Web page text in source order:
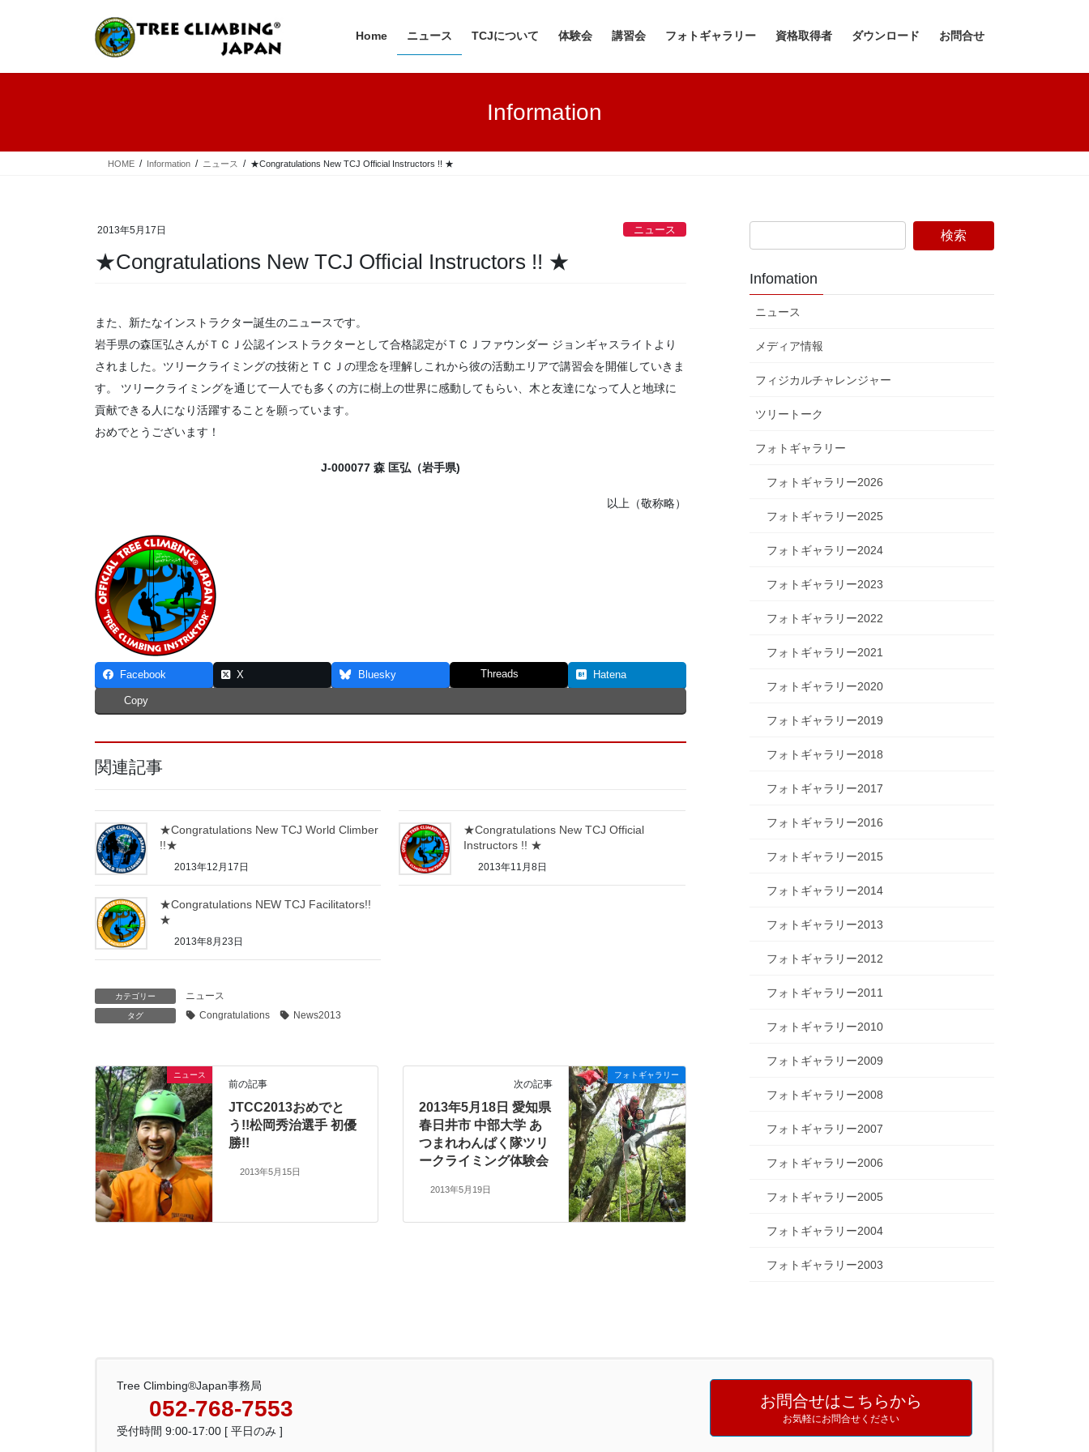
ツ
シ
Home ニュース TCJについて 体験会 講習会 フォトギャラリー 資格取得者 ダウンロード お問合せ
Information
HOME Information ニュース ★Congratulations New TCJ Official Instructors !! ★
2013年5月17日 ニュース
★Congratulations New TCJ Official Instructors !! ★
また、新たなインストラクター誕生のニュースです。
岩手県の森匡弘さんがＴＣＪ公認インストラクターとして合格認定がＴＣＪファウンダー ジョンギャスライトより
されました。ツリークライミングの技術とＴＣＪの理念を理解しこれから彼の活動エリアで講習会を開催していきま
す。 ツリークライミングを通じて一人でも多くの方に樹上の世界に感動してもらい、木と友達になって人と地球に
貢献できる人になり活躍することを願っています。
おめでとうございます！
J-000077 森 匡弘（岩手県)
以上（敬称略）
Facebook X Bluesky Threads Hatena
Copy
関連記事
★Congratulations New TCJ World Climber
!!★
2013年12月17日
★Congratulations New TCJ Official
Instructors !! ★
2013年11月8日
★Congratulations NEW TCJ Facilitators!!
★
2013年8月23日
カテゴリー ニュース
タグ Congratulations News2013
ニュース
前の記事
JTCC2013おめでと
う!!松岡秀治選手 初優
勝!!
2013年5月15日
フォトギャラリー
次の記事
2013年5月18日 愛知県
春日井市 中部大学 あ
つまれわんぱく隊ツリ
ークライミング体験会
2013年5月19日
Infomation
ニュース
メディア情報
フィジカルチャレンジャー
ツリートーク
フォトギャラリー
フォトギャラリー2026
フォトギャラリー2025
フォトギャラリー2024
フォトギャラリー2023
フォトギャラリー2022
フォトギャラリー2021
フォトギャラリー2020
フォトギャラリー2019
フォトギャラリー2018
フォトギャラリー2017
フォトギャラリー2016
フォトギャラリー2015
フォトギャラリー2014
フォトギャラリー2013
フォトギャラリー2012
フォトギャラリー2011
フォトギャラリー2010
フォトギャラリー2009
フォトギャラリー2008
フォトギャラリー2007
フォトギャラリー2006
フォトギャラリー2005
フォトギャラリー2004
フォトギャラリー2003
Tree Climbing®Japan事務局
052-768-7553
受付時間 9:00-17:00 [ 平日のみ ]
お問合せはこちらから
お気軽にお問合せください